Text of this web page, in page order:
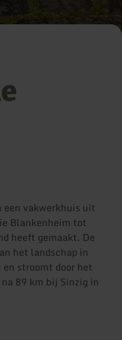
een vakwerkhuis uit
Blankenheim tot
heeft gemaakt. De
het landschap in
stroomt door het
89 km bij Sinzig in